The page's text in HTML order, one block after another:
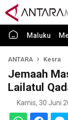
Maluku
ANTARA Kesra
Jemaah
Lailatul
Kamis, 30 Juni